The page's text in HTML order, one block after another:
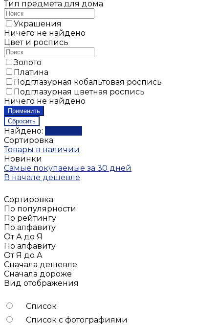
Тип предмета для дома
Украшения
Ничего не найдено
Цвет и роспись
Золото
Платина
Подглазурная кобальтовая роспись
Подглазурная цветная роспись
Ничего не найдено
Найдено:
Сортировка:
Товары в наличии
Новинки
Самые покупаемые за 30 дней
В начале дешевле
Сортировка
По популярности
По рейтингу
По алфавиту
От А до Я
По алфавиту
От Я до А
Сначала дешевле
Сначала дороже
Вид отображения
Список
Список с фотографиями